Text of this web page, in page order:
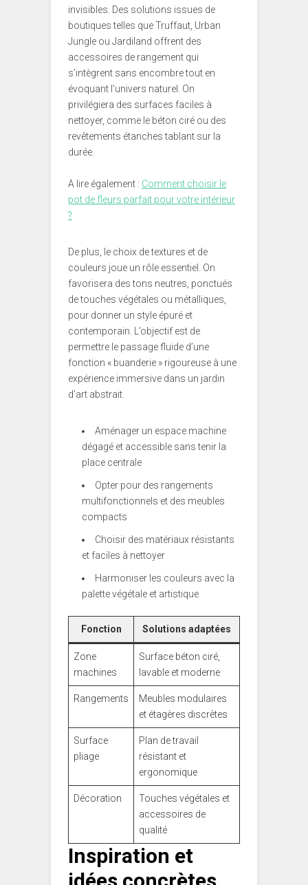
invisibles. Des solutions issues de
boutiques telles que Truffaut, Urban
Jungle ou Jardiland offrent des
accessoires de rangement qui
s’intègrent sans encombre tout en
évoquant l’univers naturel. On
privilégiera des surfaces faciles à
nettoyer, comme le béton ciré ou des
revêtements étanches tablant sur la
durée.
A lire également : Comment choisir le
pot de fleurs parfait pour votre intérieur
?
De plus, le choix de textures et de
couleurs joue un rôle essentiel. On
favorisera des tons neutres, ponctués
de touches végétales ou métalliques,
pour donner un style épuré et
contemporain. L’objectif est de
permettre le passage fluide d’une
fonction « buanderie » rigoureuse à une
expérience immersive dans un jardin
d’art abstrait.
Aménager un espace machine
dégagé et accessible sans tenir la
place centrale
Opter pour des rangements
multifonctionnels et des meubles
compacts
Choisir des matériaux résistants
et faciles à nettoyer
Harmoniser les couleurs avec la
palette végétale et artistique
Fonction Solutions adaptées
Zone
machines
Surface béton ciré,
lavable et moderne
Rangements
Meubles modulaires
et étagères discrètes
Surface
pliage
Plan de travail
résistant et
ergonomique
Décoration
Touches végétales et
accessoires de
qualité
Inspiration et